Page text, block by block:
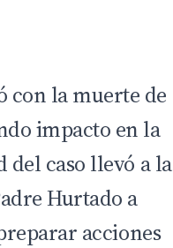
con la muerte de
impacto en la
del caso llevó a la
Hurtado a
acciones